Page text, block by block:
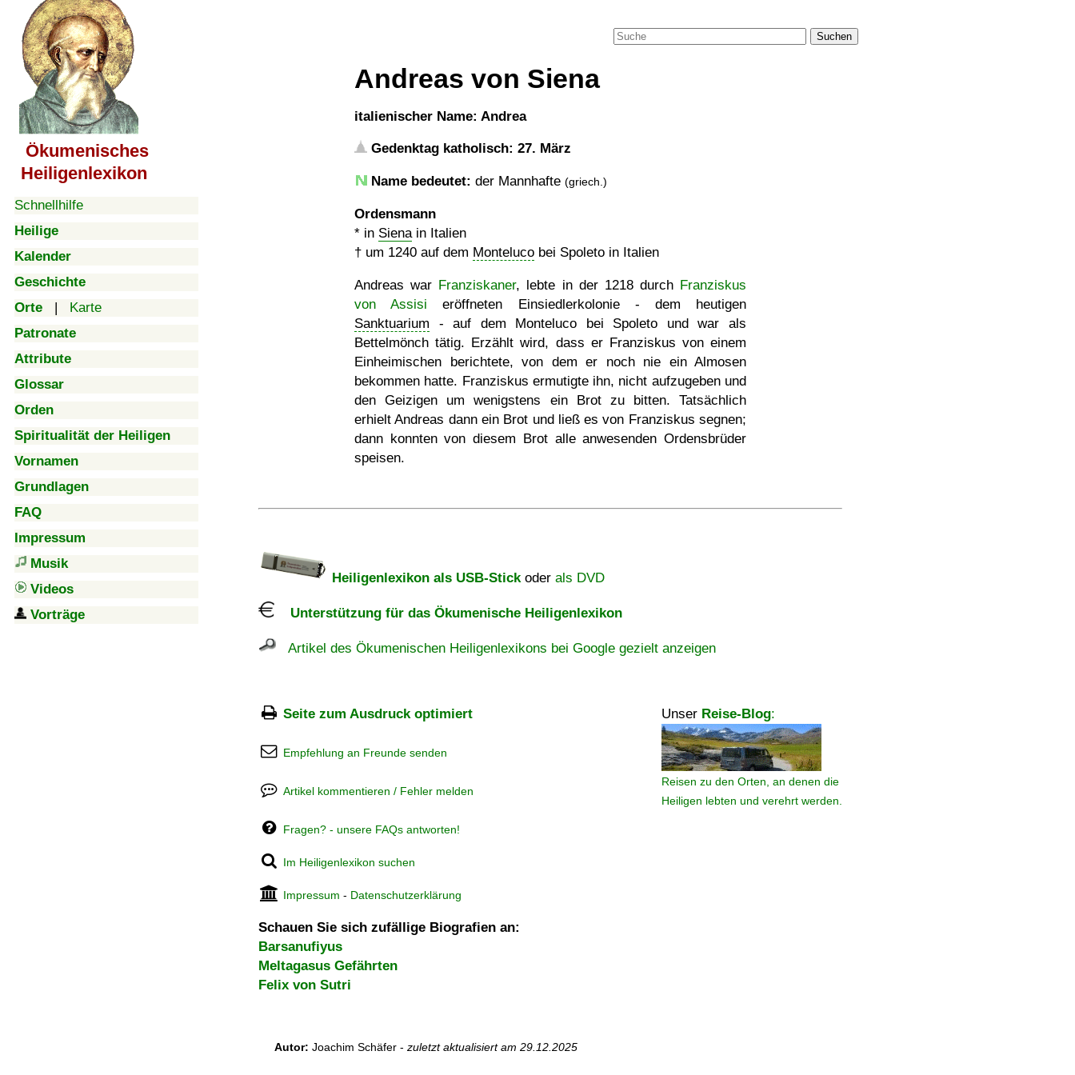
Ökumenisches
Heiligenlexikon
Schnellhilfe
Heilige
Kalender
Geschichte
Orte | Karte
Patronate
Attribute
Glossar
Orden
Spiritualität der Heiligen
Vornamen
Grundlagen
FAQ
Impressum
Musik
Videos
Vorträge
Suchen
Andreas von Siena
italienischer Name: Andrea
Gedenktag katholisch: 27. März
Name bedeutet: der Mannhafte (griech.)
Ordensmann
* in Sienain Italien
† um 1240 auf dem Monteluco bei Spoleto in Italien
Andreas war Franziskaner, lebte in der 1218 durch Franziskus
von Assisi eröffneten Einsiedlerkolonie - dem heutigen
Sanktuarium - auf dem Monteluco bei Spoleto und war als
Bettelmönch tätig. Erzählt wird, dass er Franziskus von einem
Einheimischen berichtete, von dem er noch nie ein Almosen
bekommen hatte. Franziskus ermutigte ihn, nicht aufzugeben und
den Geizigen um wenigstens ein Brot zu bitten. Tatsächlich
erhielt Andreas dann ein Brot und ließ es von Franziskus segnen;
dann konnten von diesem Brot alle anwesenden Ordensbrüder
speisen.
Heiligenlexikon als USB-Stickoder als DVD
Unterstützung für das Ökumenische Heiligenlexikon
Artikel des Ökumenischen Heiligenlexikons bei Google gezielt anzeigen
Seite zum Ausdruck optimiert Unser Reise-Blog:
Reisen zu den Orten, an denen die
Heiligen lebten und verehrt werden.
Empfehlung an Freunde senden
Artikel kommentieren / Fehler melden
Fragen? - unsere FAQs antworten!
Im Heiligenlexikon suchen
Impressum - Datenschutzerklärung
Schauen Sie sich zufällige Biografien an:
Barsanufiyus
Meltagasus Gefährten
Felix von Sutri
Autor: Joachim Schäfer - zuletzt aktualisiert am 29.12.2025